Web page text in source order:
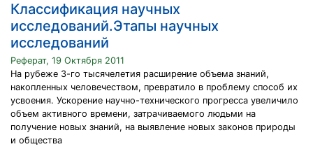
Классификация научных
исследований.Этапы научных
исследований
Реферат, 19 Октября 2011
На рубеже 3-го тысячелетия расширение объема знаний,
накопленных человечеством, превратило в проблему способ их
усвоения. Ускорение научно-технического прогресса увеличило
объем активного времени, затрачиваемого людьми на
получение новых знаний, на выявление новых законов природы
и общества